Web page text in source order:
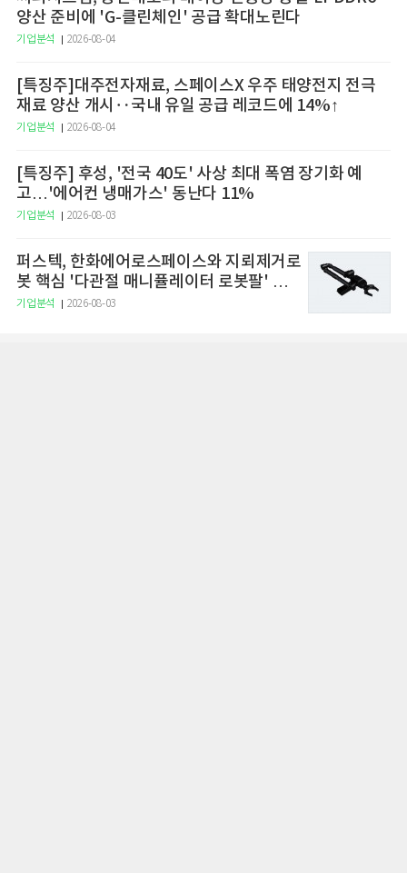
양산 준비에 'G-클린체인' 공급 확대노린다
기업분석 2026-08-04
[특징주]대주전자재료, 스페이스X 우주 태양전지 전극
재료 양산 개시‥국내 유일 공급 레코드에 14%↑
기업분석 2026-08-04
[특징주] 후성, '전국 40도' 사상 최대 폭염 장기화 예
고…'에어컨 냉매가스' 동난다 11%
기업분석 2026-08-03
퍼스텍, 한화에어로스페이스와 지뢰제거로
봇 핵심 '다관절 매니퓰레이터 로봇팔' 공
급··EOD시장 선점
기업분석 2026-08-03